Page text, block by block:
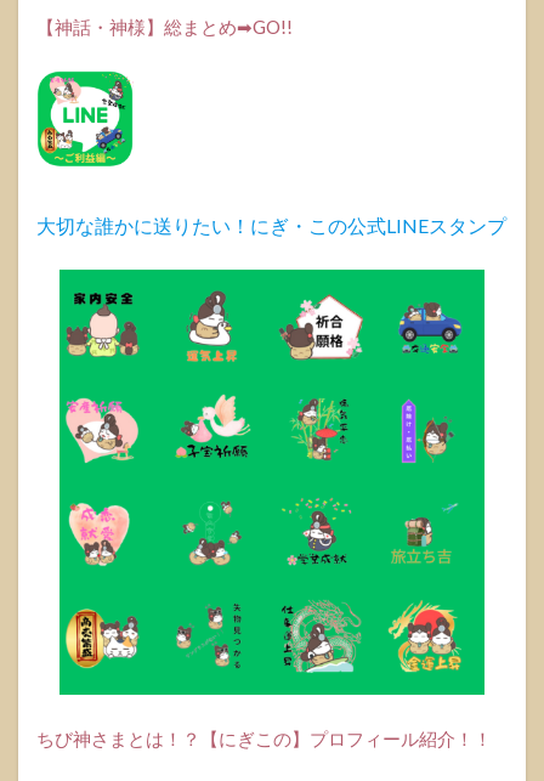
記
之菩
卑能
命(ア
メノ
ホ
どん
さま?
1.1.1
「天之
ノホ
ヒ)」の
ご利益
ご家
庭で
神さ
お祀
りす
る方
シンプ
【神話・神様】総まとめ➡GO!!
大切な誰かに送りたい！にぎ・この公式LINEスタンプ
ちび神さまとは！？【にぎこの】プロフィール紹介！！